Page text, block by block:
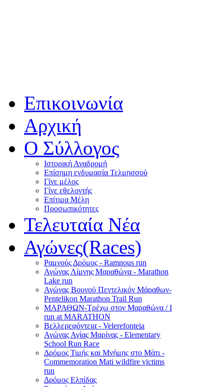
Επικοινωνία
Αρχική
Ο Σύλλογος
Ιστορική Αναδρομή
Επίσημη ενδυμασία Τελμησσού
Γίνε μέλος
Γίνε εθελοντής
Επίτιμα Μέλη
Προσωπικότητες
Τελευταία Νέα
Αγώνες(Races)
Ραμνούς Δρόμος - Ramnous run
Αγώνας Λίμνης Μαραθώνα - Marathon
Lake run
Αγώνας Βουνού Πεντελικόν Μάραθων-
Pentelikon Marathon Trail Run
ΜΑΡΑΘΩΝ-Τρέχω στον Μαραθώνα / I
run at MARATHON
Βελλερεφόντεια - Velerefonteia
Αγώνας Αγίας Μαρίνας - Elementary
School Run Race
Δρόμος Τιμής και Μνήμης στο Μάτι -
Commemoration Mati wildfire victims
run
Δρόμος Ελπίδας